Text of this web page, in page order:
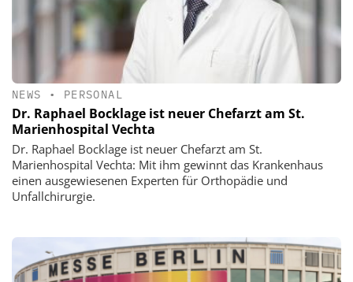
NEWS • PERSONAL
Dr. Raphael Bocklage ist neuer Chefarzt am St.
Marienhospital Vechta
Dr. Raphael Bocklage ist neuer Chefarzt am St.
Marienhospital Vechta: Mit ihm gewinnt das Krankenhaus
einen ausgewiesenen Experten für Orthopädie und
Unfallchirurgie.